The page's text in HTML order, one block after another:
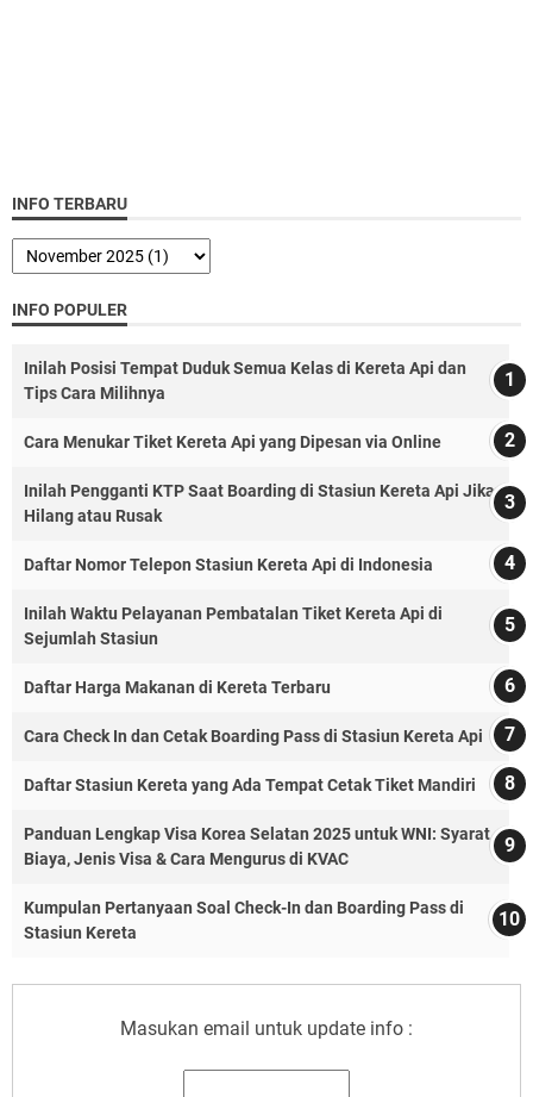
INFO TERBARU
INFO POPULER
Inilah Posisi Tempat Duduk Semua Kelas di Kereta Api dan
Tips Cara Milihnya
Cara Menukar Tiket Kereta Api yang Dipesan via Online
Inilah Pengganti KTP Saat Boarding di Stasiun Kereta Api Jika
Hilang atau Rusak
Daftar Nomor Telepon Stasiun Kereta Api di Indonesia
Inilah Waktu Pelayanan Pembatalan Tiket Kereta Api di
Sejumlah Stasiun
Daftar Harga Makanan di Kereta Terbaru
Cara Check In dan Cetak Boarding Pass di Stasiun Kereta Api
Daftar Stasiun Kereta yang Ada Tempat Cetak Tiket Mandiri
Panduan Lengkap Visa Korea Selatan 2025 untuk WNI: Syarat,
Biaya, Jenis Visa & Cara Mengurus di KVAC
Kumpulan Pertanyaan Soal Check-In dan Boarding Pass di
Stasiun Kereta
Masukan email untuk update info :